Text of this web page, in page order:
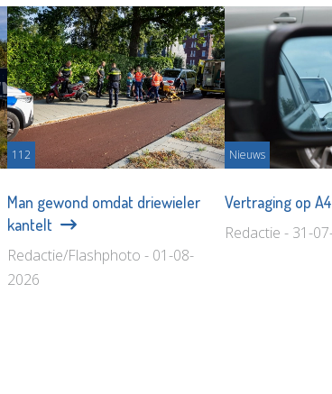
112
Man gewond omdat driewieler
kantelt
Redactie/Flashphoto - 01-08-
2026
Nieuws
Vertraging op A4
Redactie - 31-